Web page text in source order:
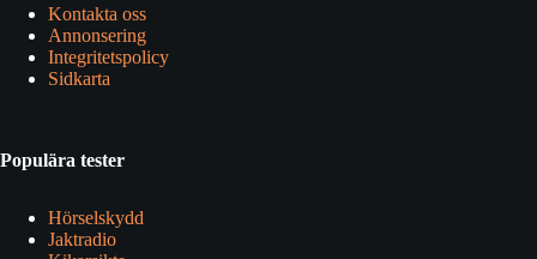
Kontakta oss
Annonsering
Integritetspolicy
Sidkarta
Populära tester
Hörselskydd
Jaktradio